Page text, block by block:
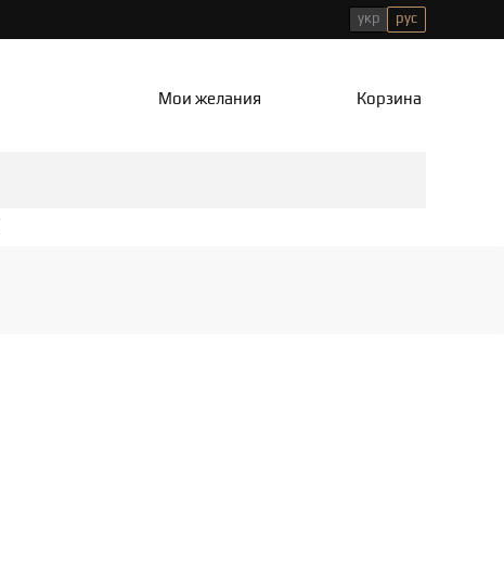
укр рус
Мои желания Корзина